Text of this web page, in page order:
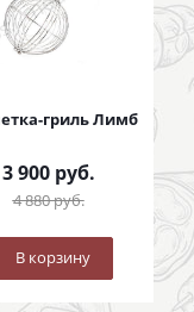
гриль Лимб
3 900руб.
4 880руб.
В корзину